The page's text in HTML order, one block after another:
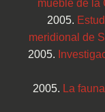
mueble de la
2005.
meridional de
2005.
2005. La